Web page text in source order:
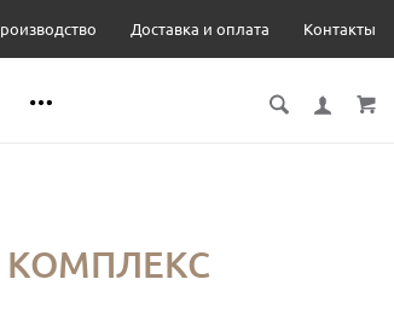
Доставка и оплата Контакты